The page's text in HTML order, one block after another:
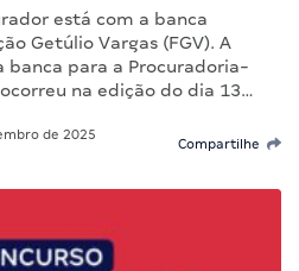
está com a banca
Getúlio Vargas (FGV). A
banca para a Procuradoria-
na edição do dia 13…
de 2025
Compartilhe